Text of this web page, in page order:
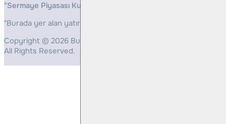
"Sermaye Piyasası Kurulunun, Yatırım Hizmetleri ve
"Burada yer alan yatırım bilgi, yorum ve tavsiyeleri yatırım
Copyright © 2026 Bulls Yatırım Menkul Değerler
All Rights Reserved.